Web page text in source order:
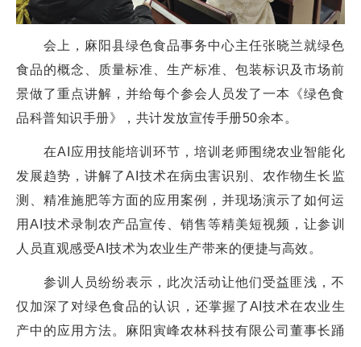
会上，麻阳县绿色食品事务中心主任张晓兰就绿色
食品的概念、质量标准、生产标准、包装标识及市场前
景做了重点讲解，并给每个参会人员发了一本《绿色食
品科普知识手册》，共计发放宣传手册50余本。
在AI应用技能培训环节，培训老师围绕农业智能化
发展趋势，讲解了AI技术在病虫害识别、农作物生长监
测、精准施肥等方面的应用案例，并现场演示了如何运
用AI技术录制农产品宣传、销售等精美短视频，让参训
人员直观感受AI技术为农业生产带来的便捷与高效。
参训人员纷纷表示，此次活动让他们受益匪浅，不
仅加深了对绿色食品的认识，还掌握了AI技术在农业生
产中的应用方法。麻阳寅峰农林科技有限公司董事长踊